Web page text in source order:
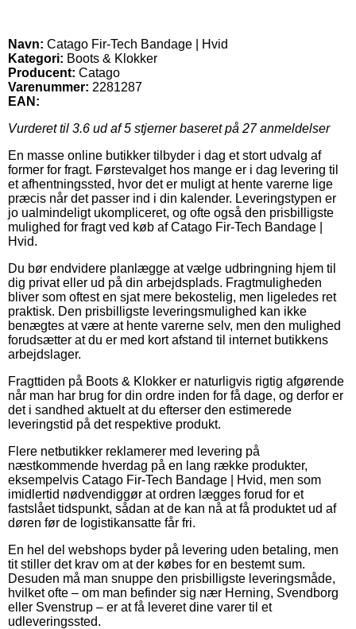
Navn: Catago Fir-Tech Bandage | Hvid
Kategori: Boots & Klokker
Producent: Catago
Varenummer: 2281287
EAN:
Vurderet til 3.6 ud af 5 stjerner baseret på 27anmeldelser
En masse online butikker tilbyder i dag et stort udvalg af
former for fragt. Førstevalget hos mange er i dag levering til
et afhentningssted, hvor det er muligt at hente varerne lige
præcis når det passer ind i din kalender. Leveringstypen er
jo ualmindeligt ukompliceret, og ofte også den prisbilligste
mulighed for fragt ved køb af Catago Fir-Tech Bandage |
Hvid.
Du bør endvidere planlægge at vælge udbringning hjem til
dig privat eller ud på din arbejdsplads. Fragtmuligheden
bliver som oftest en sjat mere bekostelig, men ligeledes ret
praktisk. Den prisbilligste leveringsmulighed kan ikke
benægtes at være at hente varerne selv, men den mulighed
forudsætter at du er med kort afstand til internet butikkens
arbejdslager.
Fragttiden på Boots & Klokker er naturligvis rigtig afgørende
når man har brug for din ordre inden for få dage, og derfor er
det i sandhed aktuelt at du efterser den estimerede
leveringstid på det respektive produkt.
Flere netbutikker reklamerer med levering på
næstkommende hverdag på en lang række produkter,
eksempelvis Catago Fir-Tech Bandage | Hvid, men som
imidlertid nødvendiggør at ordren lægges forud for et
fastslået tidspunkt, sådan at de kan nå at få produktet ud af
døren før de logistikansatte får fri.
En hel del webshops byder på levering uden betaling, men
tit stiller det krav om at der købes for en bestemt sum.
Desuden må man snuppe den prisbilligste leveringsmåde,
hvilket ofte – om man befinder sig nær Herning, Svendborg
eller Svenstrup – er at få leveret dine varer til et
udleveringssted.